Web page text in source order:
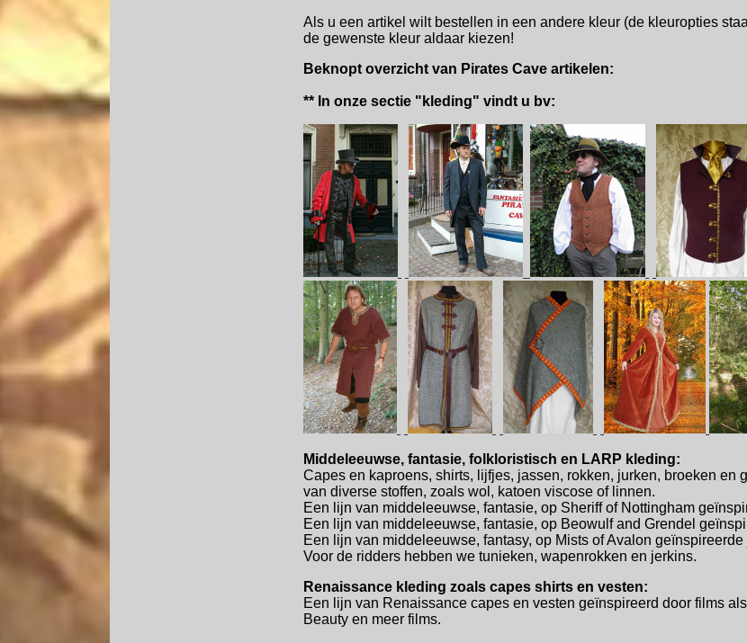
Als u een artikel wilt bestellen in een andere kleur (de kleuropties
de gewenste kleur aldaar kiezen!
Beknopt overzicht van Pirates Cave artikelen:
** In onze sectie "kleding" vindt u bv:
Middeleeuwse, fantasie, folkloristisch en LARP kleding:
Capes en kaproens, shirts, lijfjes, jassen, rokken, jurken, broeken
van diverse stoffen, zoals wol, katoen viscose of linnen.
Een lijn van middeleeuwse, fantasie, op Sheriff of Nottingham
Een lijn van middeleeuwse, fantasie, op Beowulf and Grendel
Een lijn van middeleeuwse, fantasy, op Mists of Avalon
Voor de ridders hebben we tunieken, wapenrokken en jerkins.
Renaissance kleding zoals capes shirts en vesten:
Een lijn van Renaissance capes en vesten geïnspireerd door films
Beauty en meer films.